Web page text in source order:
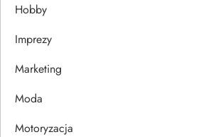
a
w
p
Hobby
Imprezy
Marketing
Moda
Motoryzacja